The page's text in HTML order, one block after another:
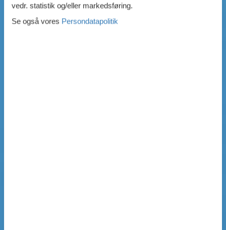
vedr. statistik og/eller markedsføring.
Se også vores Persondatapolitik